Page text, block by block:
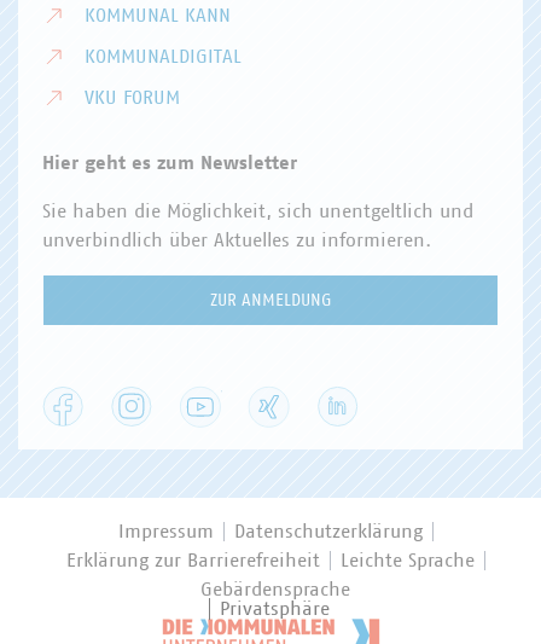
KOMMUNAL KANN
KOMMUNALDIGITAL
VKU FORUM
Hier geht es zum Newsletter
Sie haben die Möglichkeit, sich unentgeltlich und
unverbindlich über Aktuelles zu informieren.
ZUR ANMELDUNG
Facebook Instagram YouTube
Impressum
Datenschutzerklärung
Erklärung zur Barrierefreiheit
Leichte Sprache
Gebärdensprache
Privatsphäre